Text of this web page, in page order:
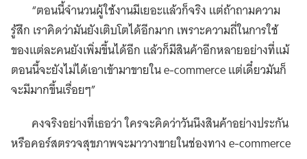
“ตอนนี้จำนวนผู้ใช้งานมีเยอะแล้วก็จริง แต่ถ้าถามความ
รู้สึก เราคิดว่ามันยังเติบโตได้อีกมาก เพราะความถี่ในการใช้
ของแต่ละคนยังเพิ่มขึ้นได้อีก แล้วก็มีสินค้าอีกหลายอย่างที่แม้
ตอนนี้จะยังไม่ได้เอาเข้ามาขายใน e-commerce แต่เดี๋ยวมันก็
จะมีมากขึ้นเรื่อยๆ”
คงจริงอย่างที่เธอว่า ใครจะคิดว่าวันนึงสินค้าอย่างประกัน
หรือคอร์สตรวจสุขภาพจะมาวางขายในช่องทาง e-commerce